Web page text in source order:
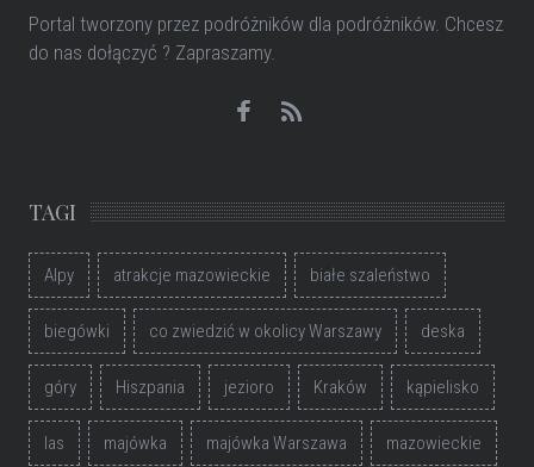
Portal tworzony przez podróżników dla podróżników. Chcesz
do nas dołączyć ? Zapraszamy.
TAGI
Alpy atrakcje mazowieckie białe szaleństwo
biegówki co zwiedzić w okolicy Warszawy deska
góry Hiszpania jezioro Kraków kąpielisko
las majówka majówka Warszawa mazowieckie